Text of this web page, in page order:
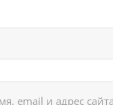
email и адрес